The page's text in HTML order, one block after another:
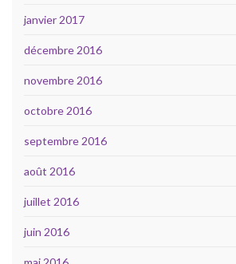
janvier 2017
décembre 2016
novembre 2016
octobre 2016
septembre 2016
août 2016
juillet 2016
juin 2016